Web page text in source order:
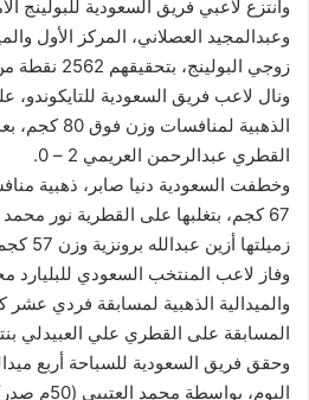
وانتزع لاعبي فريق السعودية للبولينج
وعبدالمجيد العصلاني، المركز الأول
زوجي البولينج، بتحقيقهم 2562 نقطة من ستة أشواط.
ونال لاعب فريق السعودية للتايكوندو،
الذهبية
القطري عبدالرحمن العريمي 2 – 0.
وخطفت السعودية دنيا صابر، ذهبية
زميلتها أزين عبدالله برونزية وزن 57 كجم.
وفاز لاعب المنتخب السعودي للبليارد
والميدالية الذهبية لمسابقة فردي عشر
المسابقة على القطري علي العبيدلي بنتيجة
وحقق فريق السعودية للسباحة أربع